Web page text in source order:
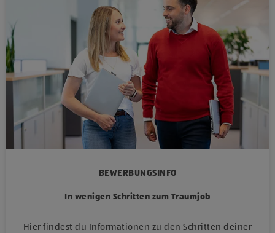
BEWERBUNGSINFO
In wenigen Schritten zum Traumjob
Hier findest du Informationen zu den Schritten deiner